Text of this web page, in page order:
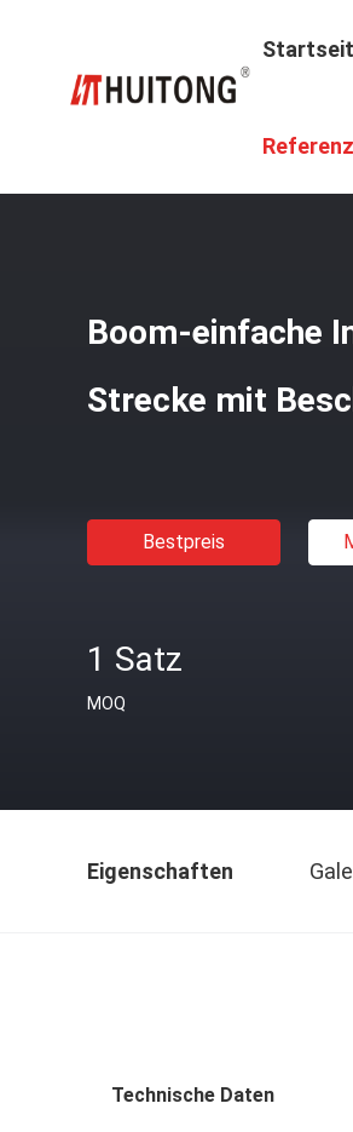
Boom-einfache
Strecke mit
Bestpreis
1 Satz
MOQ
Eigenschaften
Technische Daten